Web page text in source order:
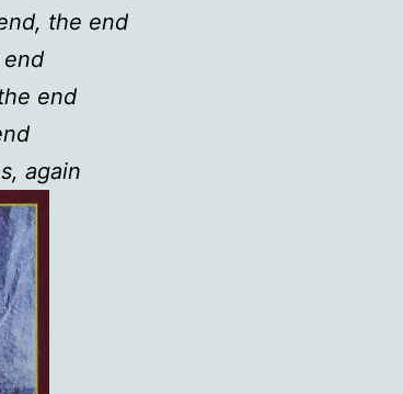
the end
end
again